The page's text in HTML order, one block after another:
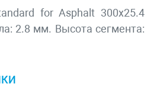
for Asphalt 300х25.4
2.8 мм. Высота сегмента: